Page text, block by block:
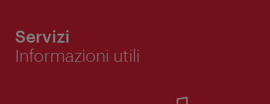
Servizi
Informazioni utili